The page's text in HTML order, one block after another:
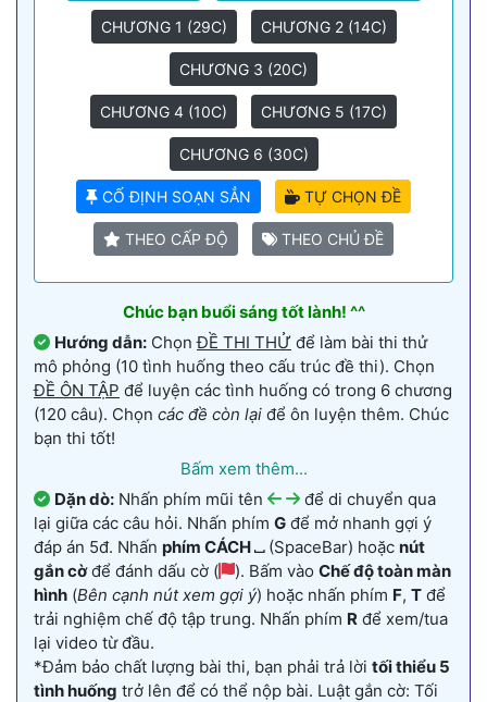
CHƯƠNG 1 (29C) CHƯƠNG 2 (14C)
CHƯƠNG 3 (20C)
CHƯƠNG 4 (10C) CHƯƠNG 5 (17C)
CHƯƠNG 6 (30C)
CỐ ĐỊNH SOẠN SẲN TỰ CHỌN ĐỀ
THEO CẤP ĐỘ THEO CHỦ ĐỀ
Chúc bạn buổi sáng tốt lành! ^^
Hướng dẫn: ChọnĐỀ THI THỬ để làm bài thi thử
mô phỏng (10 tình huống theo cấu trúc đề thi). Chọn
ĐỀ ÔN TẬP để luyện các tình huống có trong 6 chương
(120 câu). Chọn các đề còn lại để ôn luyện thêm. Chúc
bạn thi tốt!
Bấm xem thêm...
Dặn dò: Nhấn phím mũi tên
để di chuyển qua
lại giữa các câu hỏi. Nhấn phím G để mở nhanh gợi ý
đáp án 5đ. Nhấn phím CÁCH ⎵(SpaceBar) hoặc nút
gắn cờđể đánh dấu cờ ( ). Bấm vào Chế độ toàn màn
hình (Bên cạnh nút xem gợi ý) hoặc nhấn phím F, T để
trải nghiệm chế độ tập trung. Nhấn phím R để xem/tua
lại video từ đầu.
*Đảm bảo chất lượng bài thi, bạn phải trả lời tối thiểu 5
tình huống trở lên để có thể nộp bài. Luật gắn cờ: Tối